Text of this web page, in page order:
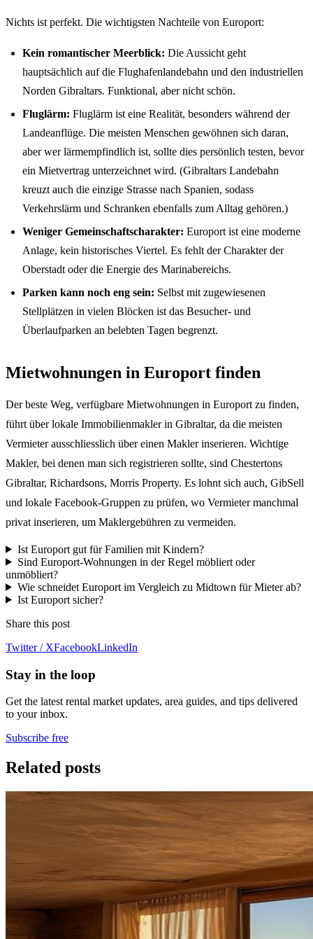
Nichts ist perfekt. Die wichtigsten Nachteile von Europort:
Kein romantischer Meerblick: Die Aussicht geht
hauptsächlich auf die Flughafenlandebahn und den industriellen
Norden Gibraltars. Funktional, aber nicht schön.
Fluglärm: Fluglärm ist eine Realität, besonders während der
Landeanflüge. Die meisten Menschen gewöhnen sich daran,
aber wer lärmempfindlich ist, sollte dies persönlich testen, bevor
ein Mietvertrag unterzeichnet wird. (Gibraltars Landebahn
kreuzt auch die einzige Strasse nach Spanien, sodass
Verkehrslärm und Schranken ebenfalls zum Alltag gehören.)
Weniger Gemeinschaftscharakter: Europort ist eine moderne
Anlage, kein historisches Viertel. Es fehlt der Charakter der
Oberstadt oder die Energie des Marinabereichs.
Parken kann noch eng sein: Selbst mit zugewiesenen
Stellplätzen in vielen Blöcken ist das Besucher- und
Überlaufparken an belebten Tagen begrenzt.
Mietwohnungen in Europort finden
Der beste Weg, verfügbare Mietwohnungen in Europort zu finden,
führt über lokale Immobilienmakler in Gibraltar, da die meisten
Vermieter ausschliesslich über einen Makler inserieren. Wichtige
Makler, bei denen man sich registrieren sollte, sind Chestertons
Gibraltar, Richardsons, Morris Property. Es lohnt sich auch, GibSell
und lokale Facebook-Gruppen zu prüfen, wo Vermieter manchmal
privat inserieren, um Maklergebühren zu vermeiden.
Ist Europort gut für Familien mit Kindern?
Sind Europort-Wohnungen in der Regel möbliert oder
unmöbliert?
Wie schneidet Europort im Vergleich zu Midtown für Mieter ab?
Ist Europort sicher?
Share this post
Twitter / XFacebookLinkedIn
Stay in the loop
Get the latest rental market updates, area guides, and tips delivered
to your inbox.
Subscribe free
Related posts